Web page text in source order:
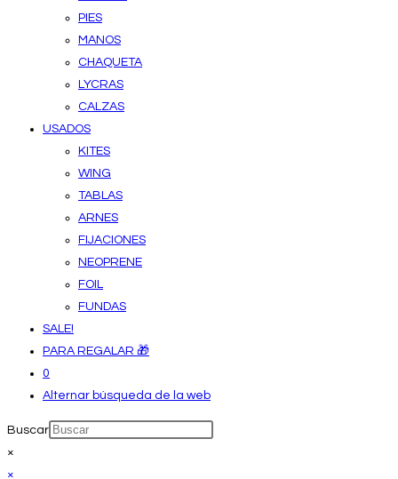
PIES
MANOS
CHAQUETA
LYCRAS
CALZAS
USADOS
KITES
WING
TABLAS
ARNES
FIJACIONES
NEOPRENE
FOIL
FUNDAS
SALE!
PARA REGALAR 🎁
0
Alternar búsqueda de la web
Buscar
×
×